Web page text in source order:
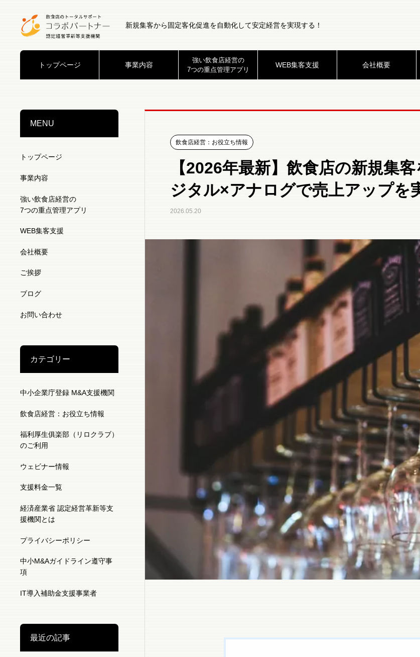
新規集客から固定客化促進を自動化して安定経営を実現する！
トップページ 事業内容
強い飲食店経営の
7つの重点管理アプリ
WEB集客支援 会社概要
飲食店経営：お役立ち情報
【2026年最新】飲食店の新規集
ジタル×アナログで売上アップを
2026.05.20
MENU
トップページ
事業内容
強い飲食店経営の
7つの重点管理アプリ
WEB集客支援
会社概要
ご挨拶
ブログ
お問い合わせ
カテゴリー
中小企業庁登録 M&A支援機関
飲食店経営：お役立ち情報
福利厚生俱楽部（リロクラブ）
のご利用
ウェビナー情報
支援料金一覧
経済産業省 認定経営革新等支
援機関とは
プライバシーポリシー
中小M&Aガイドライン遵守事
項
IT導入補助金支援事業者
最近の記事